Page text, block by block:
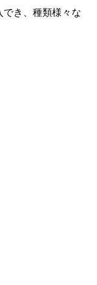
でき、種類様々な